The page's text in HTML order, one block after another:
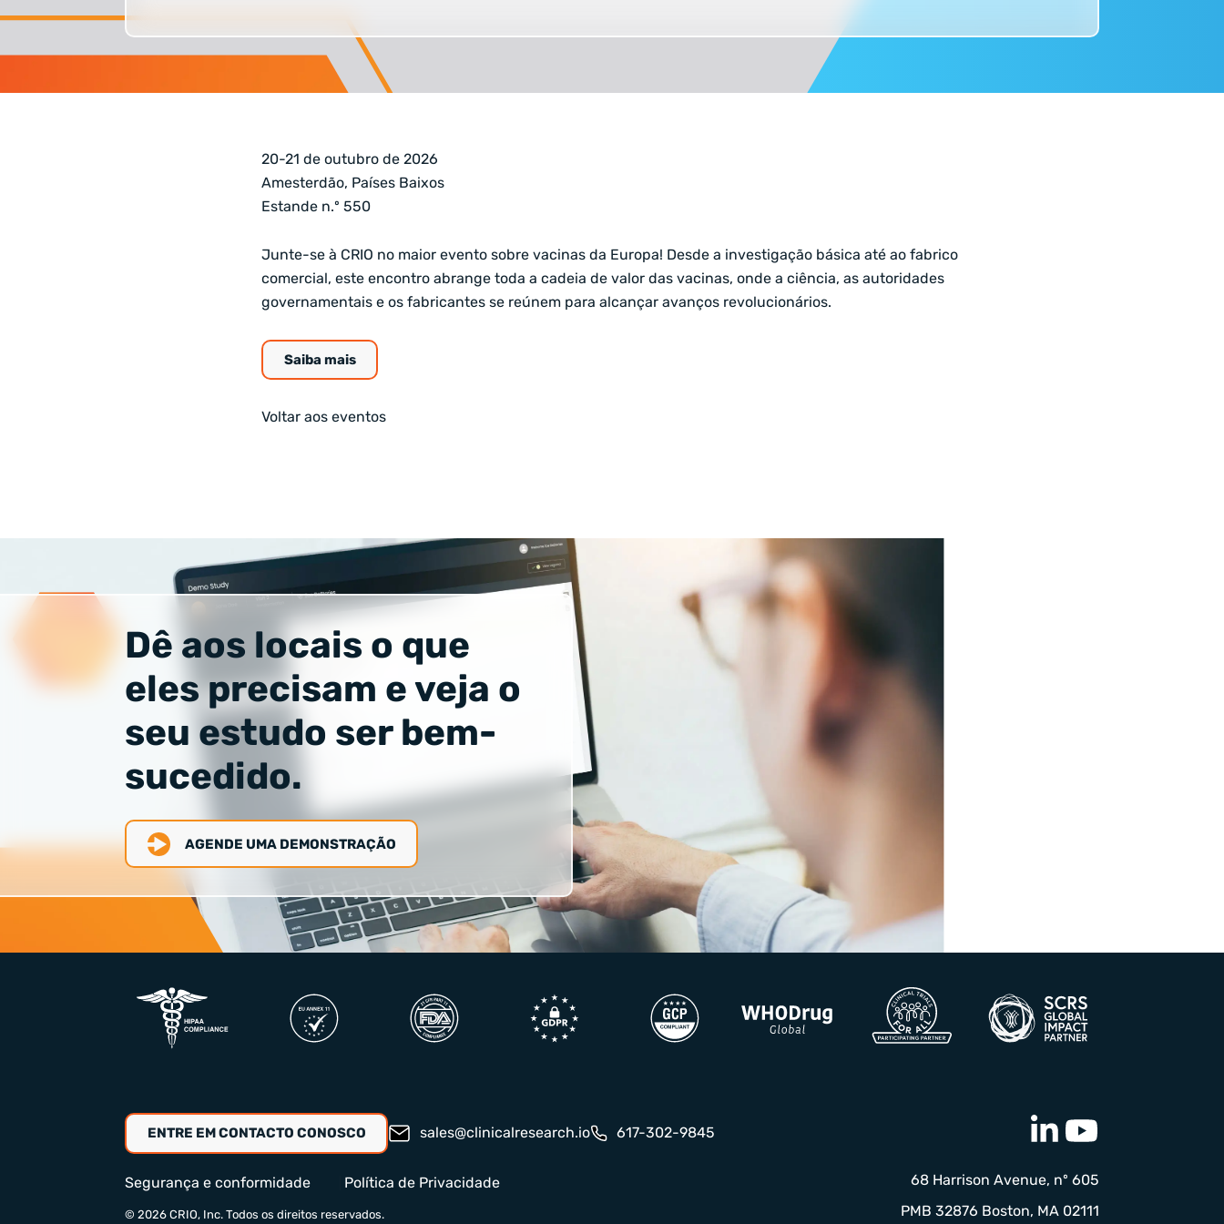
20-21 de outubro de 2026
Amesterdão, Países Baixos
Estande n.º 550
Junte-se à CRIO no maior evento sobre vacinas da Europa! Desde a investigação básica até ao fabrico
comercial, este encontro abrange toda a cadeia de valor das vacinas, onde a ciência, as autoridades
governamentais e os fabricantes se reúnem para alcançar avanços revolucionários.
Saiba mais
Voltar aos eventos
Dê aos locais o que
eles precisam e veja o
seu estudo ser bem-
sucedido.
AGENDE UMA DEMONSTRAÇÃO
ENTRE EM CONTACTO CONOSCO sales@clinicalresearch.io 617-302-9845
Segurança e conformidade Política de Privacidade
© 2026 CRIO, Inc. Todos os direitos reservados.
68 Harrison Avenue, nº 605
PMB 32876 Boston, MA 02111